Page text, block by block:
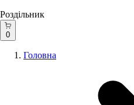
Роздільник
0
Головна